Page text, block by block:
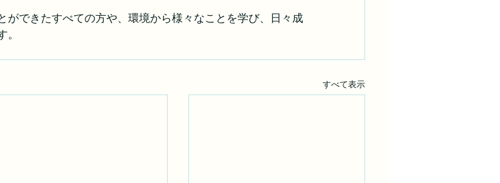
ができたすべての方や、環境から様々なことを学び、日々成
すべて表示